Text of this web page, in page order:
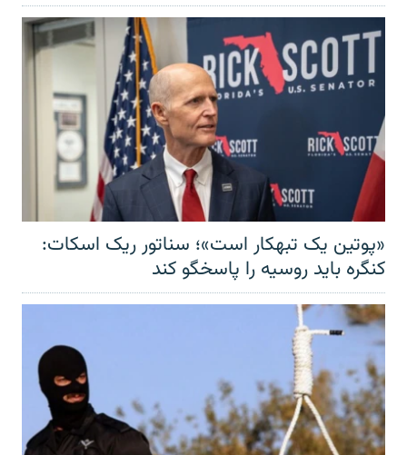
«پوتین یک تبهکار است»؛ سناتور ریک اسکات:
کنگره باید روسیه را پاسخگو کند